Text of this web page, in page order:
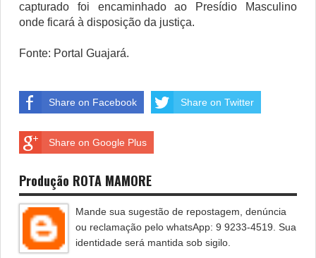
capturado foi encaminhado ao Presídio Masculino
onde ficará à disposição da justiça.
Fonte: Portal Guajará.
Share on Facebook Share on Twitter
Share on Google Plus
Produção ROTA MAMORE
Mande sua sugestão de repostagem, denúncia
ou reclamação pelo whatsApp: 9 9233-4519. Sua
identidade será mantida sob sigilo.